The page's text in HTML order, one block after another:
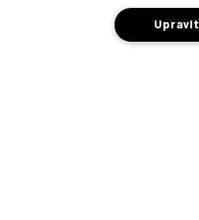
Sledování objednávky
O Značce Estée Lauder
Upravit